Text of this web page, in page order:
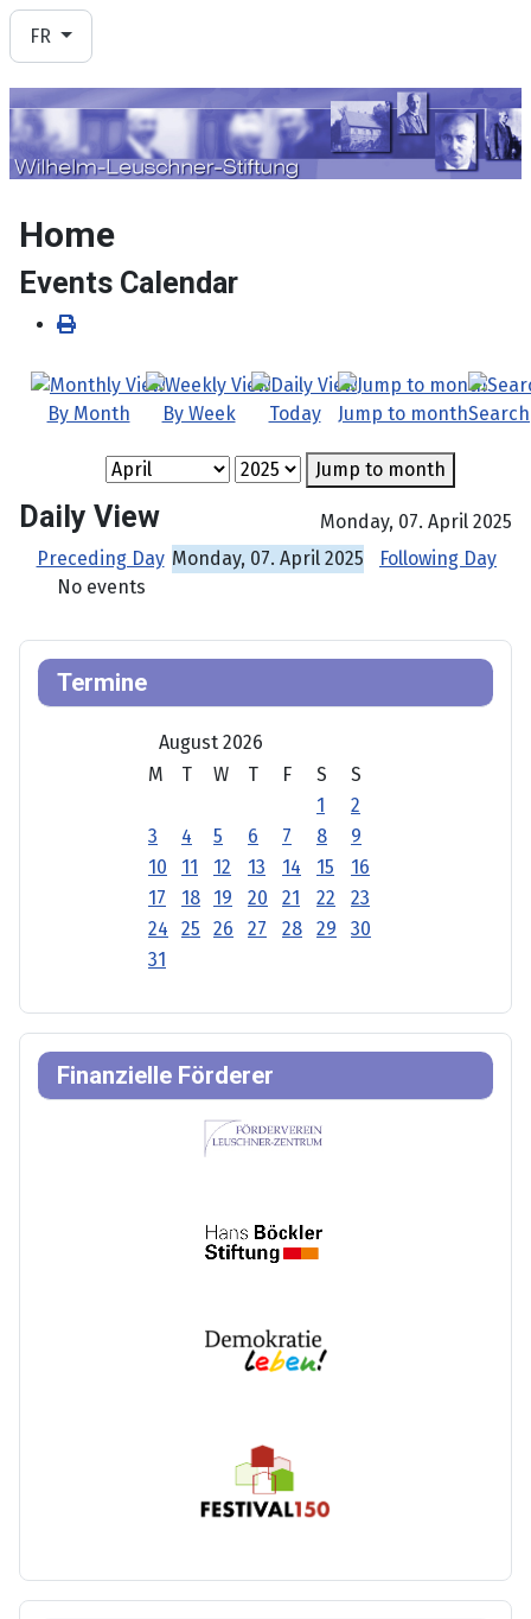
Sélectionnez votre langue
FR
Home
Events Calendar
By Month By Week Today Jump to monthSearch
Jump to month
Daily View
Monday, 07. April 2025
Preceding Day Monday, 07. April 2025
Following Day
No events
Termine
August 2026
M
T W T F S
S
1
2
3
4 5 6 7 8
9
10
11 12 13 14 15
16
17
18 19 20 21 22
23
24
25 26 27 28 29
30
31
Finanzielle Förderer